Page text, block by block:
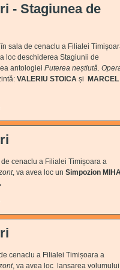
- Stagiunea de
în sala de cenaclu a Filialei
loc deschiderea Stagiunii de
antologiei Puterea neștiută.
VALERIU STOICA și
MARCEL
de cenaclu a Filialei Timișoara a
, va avea loc un Simpozion
cenaclu a Filialei Timișoara a
, va avea loc lansarea volumului